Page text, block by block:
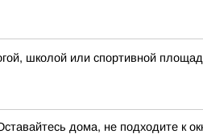
школой или спортивной
дома, не подходите к